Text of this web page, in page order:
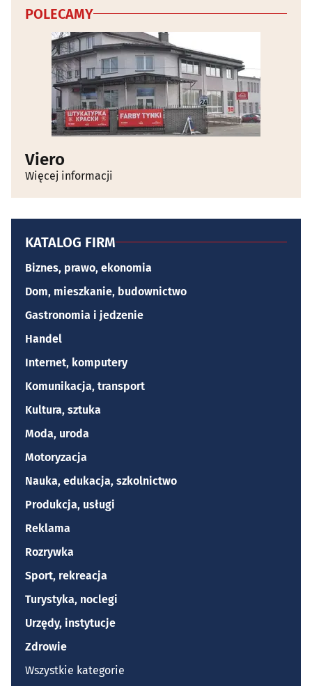
POLECAMY
Viero
Więcej informacji
KATALOG FIRM
Biznes, prawo, ekonomia
Dom, mieszkanie, budownictwo
Gastronomia i jedzenie
Handel
Internet, komputery
Komunikacja, transport
Kultura, sztuka
Moda, uroda
Motoryzacja
Nauka, edukacja, szkolnictwo
Produkcja, usługi
Reklama
Rozrywka
Sport, rekreacja
Turystyka, noclegi
Urzędy, instytucje
Zdrowie
Wszystkie kategorie